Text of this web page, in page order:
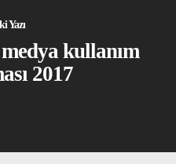
Yazı
kullanım
2017